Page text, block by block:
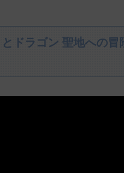
ドラゴン 聖地への冒